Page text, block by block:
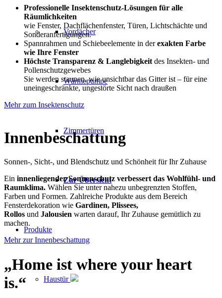
Vordächer
Wärmepumpe
Zimmertüren
Zur Übersicht
Produkte
Haustür
Professionelle Insektenschutz-Lösungen für alle
Räumlichkeiten
wie Fenster, Dachflächenfenster, Türen, Lichtschächte und
Sonderanfertigungen.
Spannrahmen und Schiebeelemente in derexakten Farbe
wie Ihre Fenster
Höchste Transparenz & Langlebigkeit des Insekten- und
Pollenschutzgewebes
Sie werden staunen, wie unsichtbar das Gitter ist – für eine
uneingeschränkte, ungestörte Sicht nach draußen
Mehr zum Insektenschutz
Innenbeschattung
Sonnen-, Sicht-, und Blendschutz und Schönheit für Ihr Zuhause
Ein innenliegender Sonnenschutz verbessert das Wohlfühl- und
Raumklima. Wählen Sie unter nahezu unbegrenzten Stoffen,
Farben und Formen. Zahlreiche Produkte aus dem Bereich
Fensterdekoration wie Gardinen, Plissees,
Rollos und Jalousien warten darauf, Ihr Zuhause gemütlich zu
machen.
Mehr zur Innenbeschattung
„Home ist where your heart
is.“